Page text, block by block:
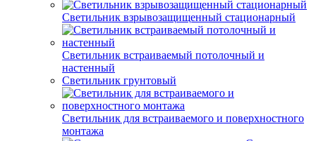
Светильник взрывозащищенный стационарный
Светильник встраиваемый потолочный и
настенный
Светильник грунтовый
Светильник для встраиваемого и поверхностного
монтажа